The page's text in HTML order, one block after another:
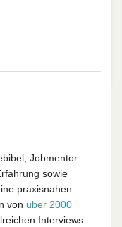
Jobmentor
sowie
praxisnahen
von über 2000
Interviews